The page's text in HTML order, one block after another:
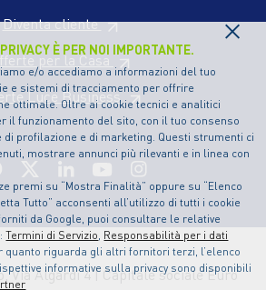
È PER NOI IMPORTANTE.
e/o accediamo a informazioni del tuo
e sistemi di tracciamento per offrire
ottimale. Oltre ai cookie tecnici e analitici
il funzionamento del sito, con il tuo consenso
profilazione e di marketing. Questi strumenti ci
mostrare annunci più rilevanti e in linea con
premi su “Mostra Finalità” oppure su “Elenco
Tutto” acconsenti all’utilizzo di tutti i cookie
forniti da Google, puoi consultare le relative
Termini di Servizio, Responsabilità per i dati
quanto riguarda gli altri fornitori terzi, l’elenco
informative sulla privacy sono disponibili
×
Diventa cliente
per la Casa
Luce Business
Via Algardi 4 | Capitale sociale Euro